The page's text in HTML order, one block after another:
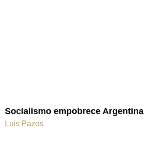
Socialismo empobrece Argentina
Luis Pazos